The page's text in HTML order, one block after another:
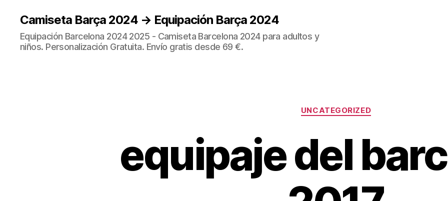
Camiseta Barça 2024 → Equipación Barça 2024
Equipación Barcelona 2024 2025 - Camiseta Barcelona 2024 para adultos y
niños. Personalización Gratuita. Envío gratis desde 69 €.
Categorías
UNCATEGORIZED
equipaje del